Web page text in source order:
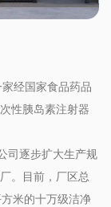
经国家食品药品
性胰岛素注射器
司逐步扩大生产规
。目前，厂区总
米的十万级洁净